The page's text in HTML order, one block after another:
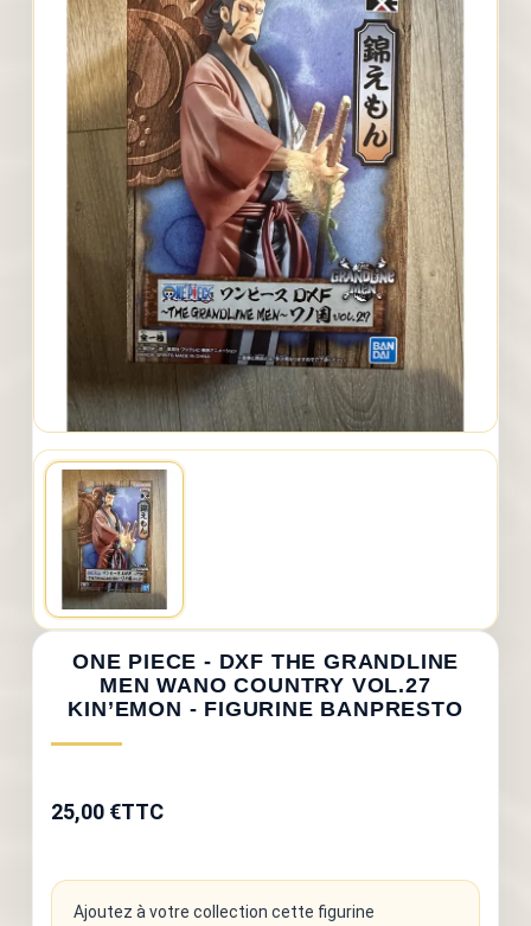
ONE PIECE - DXF THE GRANDLINE
MEN WANO COUNTRY VOL.27
KIN’EMON - FIGURINE BANPRESTO
25,00 €TTC
Ajoutez à votre collection cette figurine